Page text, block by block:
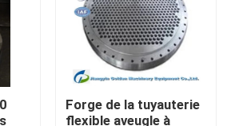
Forge de la tuyauterie
flexible aveugle à